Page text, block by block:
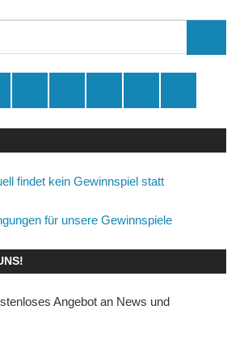
findet kein Gewinnspiel statt
für unsere Gewinnspiele
Angebot an News und